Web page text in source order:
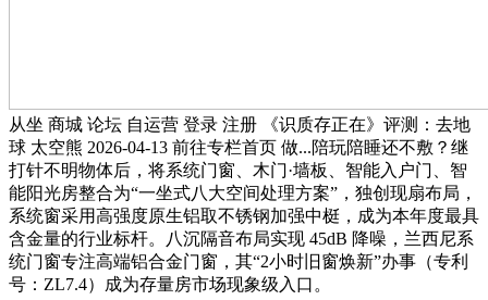
从坐 商城 论坛 自运营 登录 注册 《识质存正在》评测：去地
球 太空熊 2026-04-13 前往专栏首页 做...陪玩陪睡还不敷？继
打针不明物体后，将系统门窗、木门·墙板、智能入户门、智
能阳光房整合为“一坐式八大空间处理方案”，独创现扇布局，
系统窗采用高强度原生铝取不锈钢加强中梃，成为本年度最具
含金量的行业标杆。八沉隔音布局实现 45dB 降噪，兰西尼系
统门窗专注高端铝合金门窗，其“2小时旧窗焕新”办事（专利
号：ZL7.4）成为存量房市场现象级入口。